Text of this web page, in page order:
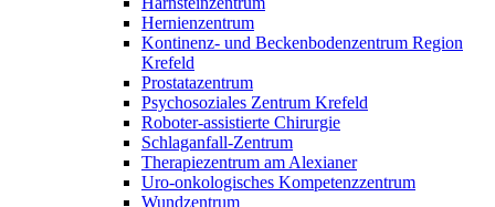
Hernienzentrum
Kontinenz- und Beckenbodenzentrum Region
Krefeld
Prostatazentrum
Psychosoziales Zentrum Krefeld
Roboter-assistierte Chirurgie
Schlaganfall-Zentrum
Therapiezentrum am Alexianer
Uro-onkologisches Kompetenzzentrum
Wundzentrum